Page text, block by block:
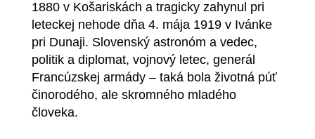
1880 v Košariskách a tragicky zahynul pri
leteckej nehode dňa 4. mája 1919 v Ivánke
pri Dunaji. Slovenský astronóm a vedec,
politik a diplomat, vojnový letec, generál
Francúzskej armády – taká bola životná púť
činorodého, ale skromného mladého
človeka.